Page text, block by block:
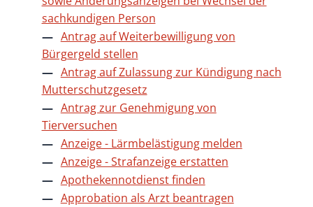
sachkundigen Person
Antrag auf Weiterbewilligung von
Bürgergeld stellen
Antrag auf Zulassung zur Kündigung nach
Mutterschutzgesetz
Antrag zur Genehmigung von
Tierversuchen
Anzeige - Lärmbelästigung melden
Anzeige - Strafanzeige erstatten
Apothekennotdienst finden
Approbation als Arzt beantragen